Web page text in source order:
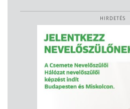
HIRDETÉS